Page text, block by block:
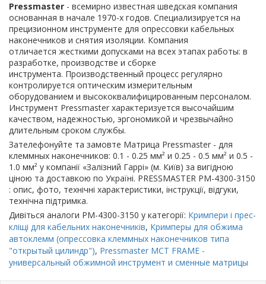
Pressmaster - всемирно известная шведская компания
основанная в начале 1970-х годов. Специализируется на
прецизионном инструменте для опрессовки кабельных
наконечников и снятия изоляции. Компания
отличается жесткими допусками на всех этапах работы: в
разработке, производстве и сборке
инструмента. Производственный процесс регулярно
контролируется оптическим измерительным
оборудованием и высококвалифицированным персоналом.
Инструмент Pressmaster характеризуется высочайшим
качеством, надежностью, эргономикой и чрезвычайно
длительным сроком службы.
Зателефонуйте та замовте Матрица Pressmaster - для
клеммных наконечников: 0.1 - 0.25 мм² и 0.25 - 0.5 мм² и 0.5 -
1.0 мм² у компанії «Залізний Гаррі» (м. Київ) за вигідною
ціною та доставкою по Україні. PRESSMASTER PM-4300-3150
: опис, фото, технічні характеристики, інструкції, відгуки,
технічна підтримка.
Дивіться аналоги PM-4300-3150 у категорії: Кримпери і прес-
кліщі для кабельних наконечників, Кримперы для обжима
автоклемм (опрессовка клеммных наконечников типа
"открытый цилиндр"), Pressmaster MCT FRAME -
универсальный обжимной инструмент и сменные матрицы